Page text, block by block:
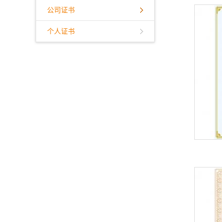
公司证书
个人证书